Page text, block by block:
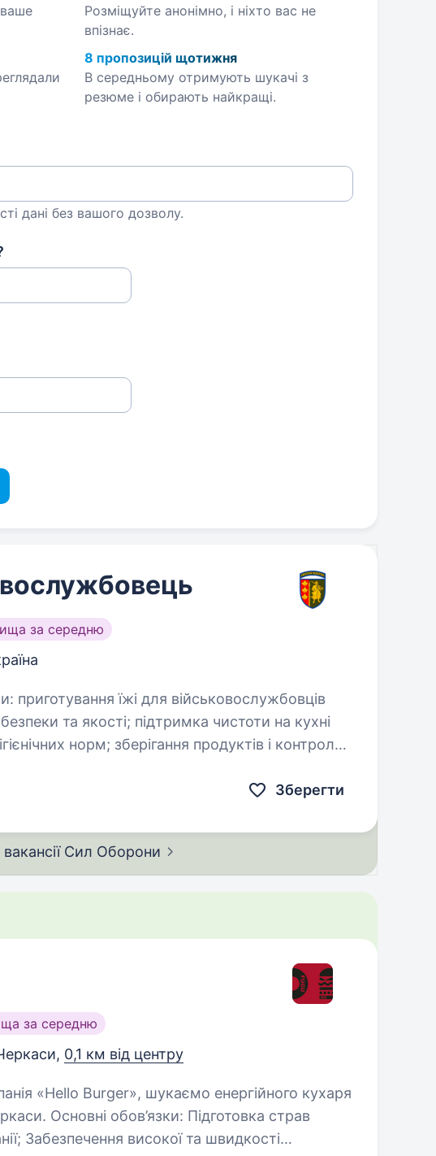
Розміщуйте анонімно, і ніхто вас не
впізнає.
8 пропозицій щотижня
В середньому отримують шукачі з
резюме і обирають найкращі.
дані без вашого дозволу.
за середню
підтримка чистоти на кухні
продуктів і контроль
Зберегти
вакансії Сил Оборони
за середню
0,1 км від центру
обов’язки: Підготовка страв